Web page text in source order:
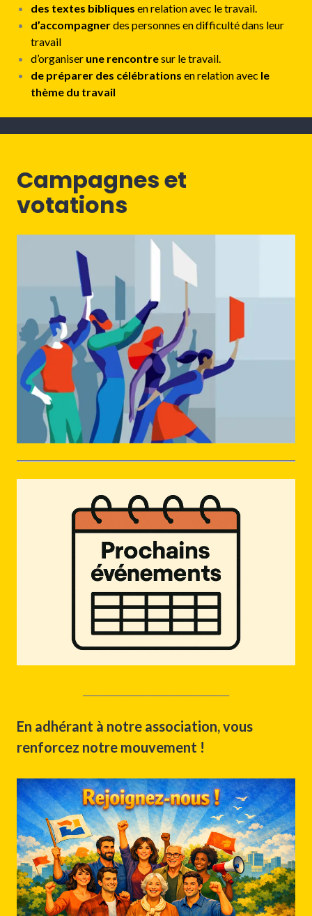
des textes bibliques en relation avec le travail.
d’accompagnerdes personnes en difficulté dans leur
travail
d’organiser une rencontresur le travail.
de préparer des célébrations en relation avec le
thème du travail
Campagnes et
votations
En adhérant à notre association, vous
renforcez notre mouvement !